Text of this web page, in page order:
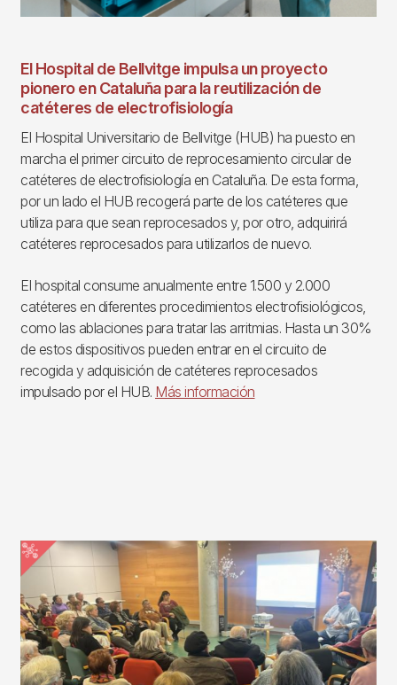
El Hospital de Bellvitge impulsa un proyecto
pionero en Cataluña para la reutilización de
catéteres de electrofisiología
El Hospital Universitario de Bellvitge (HUB) ha puesto en
marcha el primer circuito de reprocesamiento circular de
catéteres de electrofisiología en Cataluña. De esta forma,
por un lado el HUB recogerá parte de los catéteres que
utiliza para que sean reprocesados y, por otro, adquirirá
catéteres reprocesados para utilizarlos de nuevo.
El hospital consume anualmente entre 1.500 y 2.000
catéteres en diferentes procedimientos electrofisiológicos,
como las ablaciones para tratar las arritmias. Hasta un 30%
de estos dispositivos pueden entrar en el circuito de
recogida y adquisición de catéteres reprocesados
impulsado por el HUB. Más información